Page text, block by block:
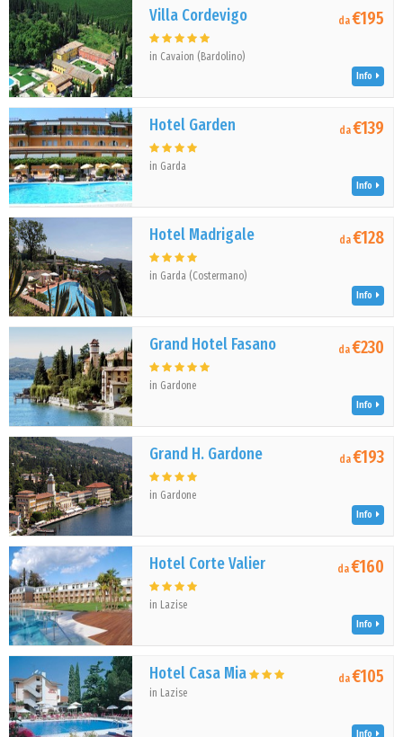
Villa Cordevigo
in Cavaion (Bardolino)
da€195
Info
Hotel Garden
in Garda
da€139
Info
Hotel Madrigale
in Garda (Costermano)
da€128
Info
Grand Hotel Fasano
in Gardone
da€230
Info
Grand H. Gardone
in Gardone
da€193
Info
Hotel Corte Valier
in Lazise
da€160
Info
Hotel Casa Mia
in Lazise
da€105
Info